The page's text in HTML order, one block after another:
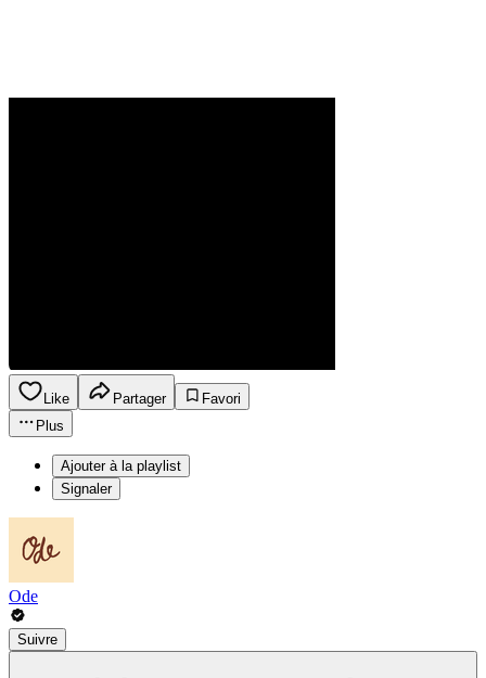
Like Partager
Favori
Plus
Ajouter à la playlist
Signaler
Ode
Suivre